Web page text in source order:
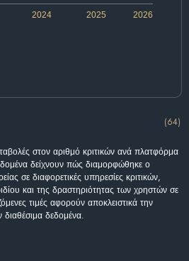
2024 2026
2025
(64)
στον αριθμό κριτικών ανά πλατφόρμα
δείχνουν πώς διαμορφώθηκε ο
σε διαφορετικές υπηρεσίες κριτικών,
και της δραστηριότητας των χρηστών σε
τιμές αφορούν αποκλειστικά την
δεδομένα.